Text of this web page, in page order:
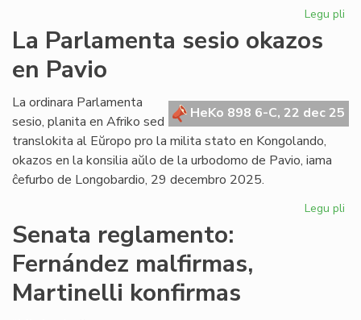
Legu pli
la
La Parlamenta sesio okazos
en Pavio
HeKo 898 6-C, 22 dec 25
La ordinara Parlamenta
sesio, planita en Afriko sed
translokita al Eŭropo pro la milita stato en Kongolando,
okazos en la konsilia aŭlo de la urbodomo de Pavio, iama
ĉefurbo de Longobardio, 29 decembro 2025.
Legu pli
Senata reglamento:
Fernández malfirmas,
Martinelli konfirmas